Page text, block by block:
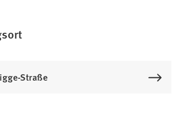
Straße